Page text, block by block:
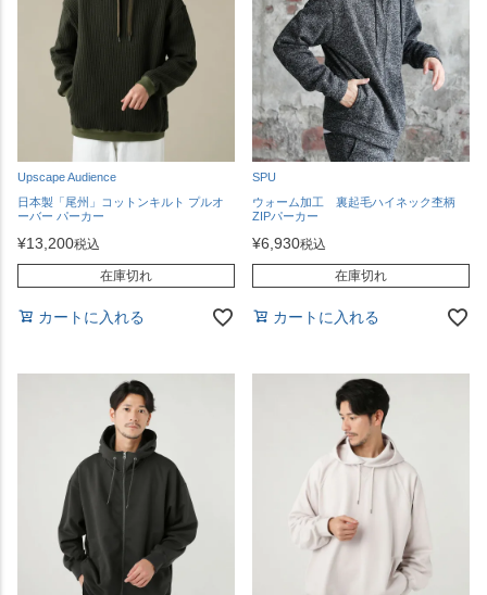
Upscape Audience
日本製「尾州」コットンキルト プルオ
ーバー パーカー
¥13,200税込
在庫切れ
カートに入れる
SPU
ウォーム加工 裏起毛ハイネック杢柄
ZIPパーカー
¥6,930税込
在庫切れ
カートに入れる